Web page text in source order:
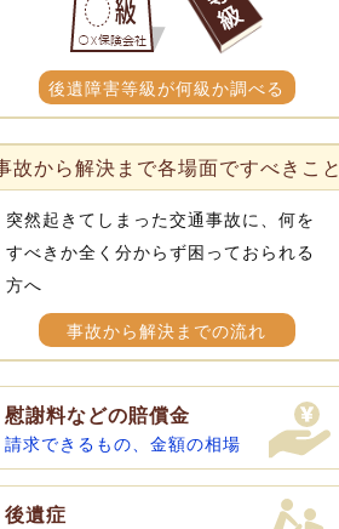
後遺障害等級が何級か調べる
故から解決まで各場面ですべきこと
突然起きてしまった交通事故に、何を
すべきか全く分からず困っておられる
方へ
事故から解決までの流れ
慰謝料などの賠償金
請求できるもの、金額の相場
後遺症